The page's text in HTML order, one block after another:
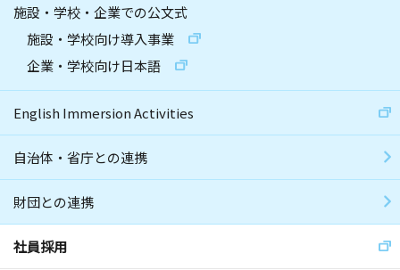
施設・学校・企業での公文式
施設・学校向け導入事業
企業・学校向け日本語
English Immersion Activities
自治体・省庁との連携
財団との連携
社員採用